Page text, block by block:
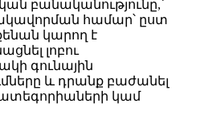
​​բանականությունը,՝
համար՝ ըստ
կարող է
լոբու
գունային
և դրանք բաժանել
կամ